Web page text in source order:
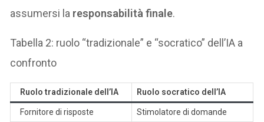
assumersi la responsabilità finale.
Tabella 2: ruolo “tradizionale” e “socratico” dell’IA a
confronto
Ruolo tradizionale dell’IA Ruolo socratico dell’IA
Fornitore di risposte Stimolatore di domande